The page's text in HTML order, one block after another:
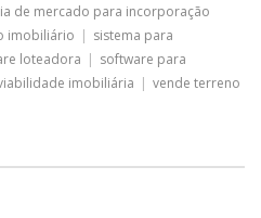
de mercado para incorporação
imobiliário | sistema para
loteadora | software para
imobiliária | vende terreno